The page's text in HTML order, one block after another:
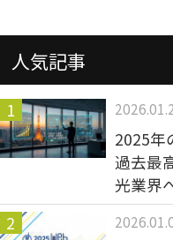
人気記事
2025年
過去最
光業界